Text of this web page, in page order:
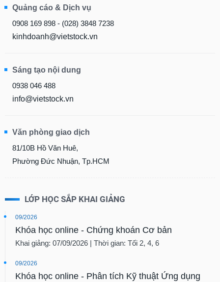
Quảng cáo & Dịch vụ
0908 169 898 - (028) 3848 7238
kinhdoanh@vietstock.vn
Sáng tạo nội dung
0938 046 488
info@vietstock.vn
Văn phòng giao dịch
81/10B Hồ Văn Huê,
Phường Đức Nhuận, Tp.HCM
LỚP HỌC SẮP KHAI GIẢNG
09/2026
Khóa học online - Chứng khoán Cơ bản
Khai giảng: 07/09/2026 | Thời gian: Tối 2, 4, 6
09/2026
Khóa học online - Phân tích Kỹ thuật Ứng dụng